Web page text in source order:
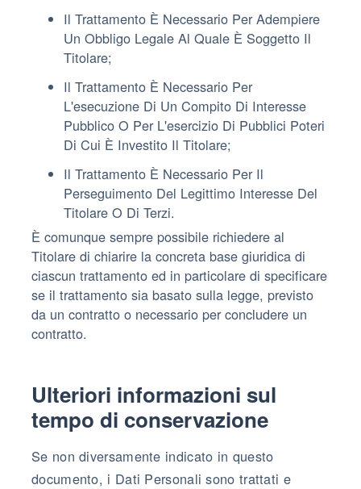
Il Trattamento È Necessario Per Adempiere
Un Obbligo Legale Al Quale È Soggetto Il
Titolare;
Il Trattamento È Necessario Per
L'esecuzione Di Un Compito Di Interesse
Pubblico O Per L'esercizio Di Pubblici Poteri
Di Cui È Investito Il Titolare;
Il Trattamento È Necessario Per Il
Perseguimento Del Legittimo Interesse Del
Titolare O Di Terzi.
È comunque sempre possibile richiedere al
Titolare di chiarire la concreta base giuridica di
ciascun trattamento ed in particolare di specificare
se il trattamento sia basato sulla legge, previsto
da un contratto o necessario per concludere un
contratto.
Ulteriori informazioni sul
tempo di conservazione
Se non diversamente indicato in questo
documento, i Dati Personali sono trattati e